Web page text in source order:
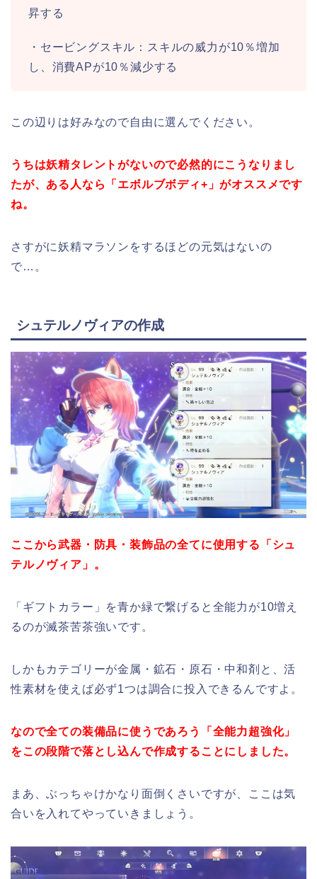
昇する
・セービングスキル：スキルの威力が10％増加
し、消費APが10％減少する
この辺りは好みなので自由に選んでください。
うちは妖精タレントがないので必然的にこうなりまし
たが、ある人なら「エボルブボディ+」がオススメです
ね。
さすがに妖精マラソンをするほどの元気はないの
で…。
シュテルノヴィアの作成
ここから武器・防具・装飾品の全てに使用する「シュ
テルノヴィア」。
「ギフトカラー」を青か緑で繋げると全能力が10増え
るのが滅茶苦茶強いです。
しかもカテゴリーが金属・鉱石・原石・中和剤と、活
性素材を使えば必ず1つは調合に投入できるんですよ。
なので全ての装備品に使うであろう「全能力超強化」
をこの段階で落とし込んで作成することにしました。
まあ、ぶっちゃけかなり面倒くさいですが、ここは気
合いを入れてやっていきましょう。